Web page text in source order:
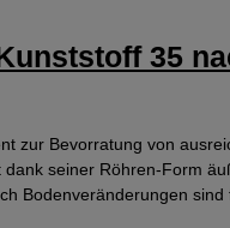
35
zur Bevorratung von
seiner Röhren-Form
Bodenveränderungen